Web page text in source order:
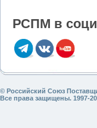
РСПМ в
© Российский Союз
Все права защищены. 1997-